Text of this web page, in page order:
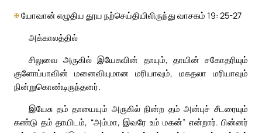
✠யோவான் எழுதிய தூய நற்செய்தியிலிருந்து வாசகம் 19: 25-27
அக்காலத்தில்
சிலுவை அருகில் இயேசுவின் தாயும், தாயின் சகோதரியும்
குளோப்பாவின் மனைவியுமான மரியாவும், மகதலா மரியாவும்
நின்றுகொண்டிருந்தனர்.
இயேசு தம் தாயையும் அருகில் நின்ற தம் அன்புச் சீடரையும்
கண்டு தம் தாயிடம், “அம்மா, இவரே உம் மகன்” என்றார். பின்னர்